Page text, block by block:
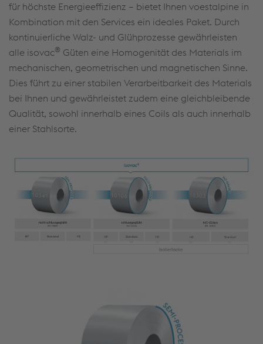
für höchste Energieeffizienz – bietet Ihnen voestalpine in
Kombination mit den Services ein ideales Paket. Durch
kontinuierliche Walz- und Glühprozesse gewährleisten
alle isovac® Güten eine Homogenität des Materials im
mechanischen, geometrischen und magnetischen Sinne.
Dies führt zu einer stabilen Verarbeitbarkeit des Materials
bei Ihnen und gewährleistet zudem eine gleichbleibende
Qualität, sowohl innerhalb eines Coils als auch innerhalb
einer Stahlsorte.